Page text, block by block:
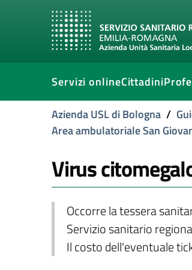
Servizi onlineCittadini
Azienda USL di Bologna /
Area ambulatoriale San
Virus
Occorre la tessera
Servizio sanitario
Il costo dell'eventuale